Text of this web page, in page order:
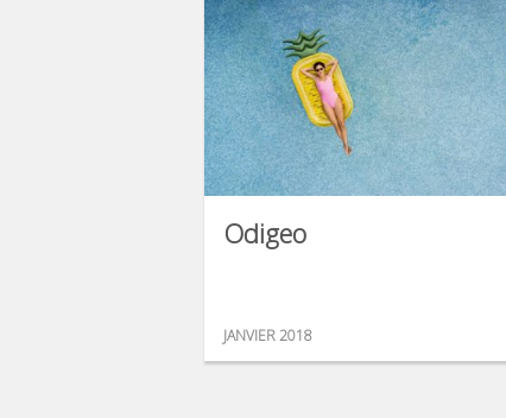
Odigeo
JANVIER 2018